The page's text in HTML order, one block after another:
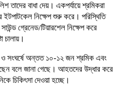
তাদের বাধা দেয়। একপর্যায়ে শ্রমিকরা
নিক্ষেপ শুরু করে। পরিস্থিতি
গ্রেনেড/টিয়ারশেল নিক্ষেপ করে
চালায়।
ও সংঘর্ষে অন্তত ১০-১২ জন শ্রমিক এবং
বলে জানা গেছে। আহতদের উদ্ধার করে
চিকিৎসা দেওয়া হচ্ছে।